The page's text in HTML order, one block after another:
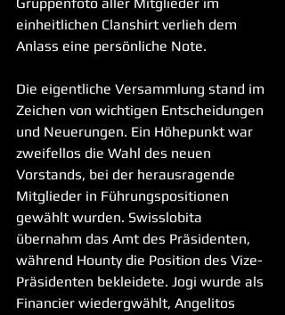
einheitlichen Clanshirt verlieh dem
Anlass eine persönliche Note.
Die eigentliche Versammlung stand im
Zeichen von wichtigen Entscheidungen
und Neuerungen. Ein Höhepunkt war
zweifellos die Wahl des neuen
Vorstands, bei der herausragende
Mitglieder in Führungspositionen
gewählt wurden. Swisslobita
übernahm das Amt des Präsidenten,
während Hounty die Position des Vize-
Präsidenten bekleidete. Jogi wurde als
Financier wiedergwählt, Angelitos